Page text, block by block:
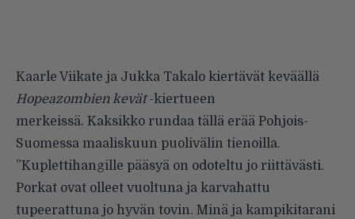
Kaarle Viikate ja Jukka Takalo kiertävät keväällä
Hopeazombien kevät-kiertueen
merkeissä. Kaksikko rundaa tällä erää Pohjois-
Suomessa maaliskuun puolivälin tienoilla.
”Kuplettihangille pääsyä on odoteltu jo riittävästi.
Porkat ovat olleet vuoltuna ja karvahattu
tupeerattuna jo hyvän tovin. Minä ja kampikitarani